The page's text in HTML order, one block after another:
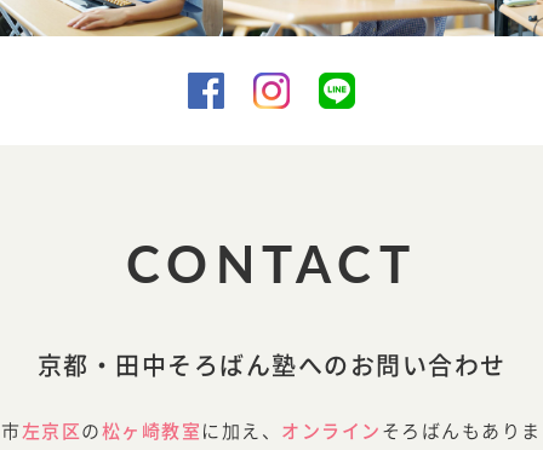
CONTACT
京都・田中そろばん塾へのお問い合わせ
左京区 の 松ヶ崎教室 に加え、 オンライン そろばんもあり